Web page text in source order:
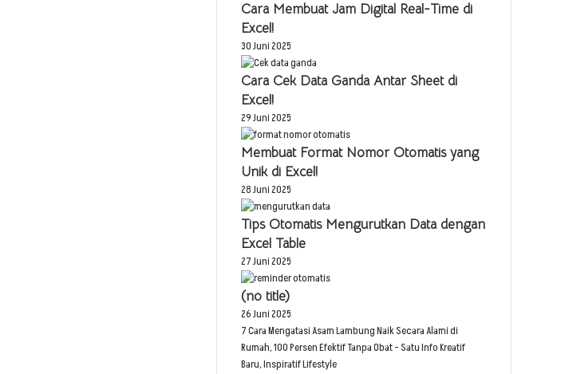
Cara Membuat Jam Digital Real-Time di
Excel!
30 Juni 2025
Cara Cek Data Ganda Antar Sheet di
Excel!
29 Juni 2025
Membuat Format Nomor Otomatis yang
Unik di Excel!
28 Juni 2025
Tips Otomatis Mengurutkan Data dengan
Excel Table
27 Juni 2025
(no title)
26 Juni 2025
7 Cara Mengatasi Asam Lambung Naik Secara Alami di
Rumah, 100 Persen Efektif Tanpa Obat - Satu Info Kreatif
Baru, Inspiratif Lifestyle